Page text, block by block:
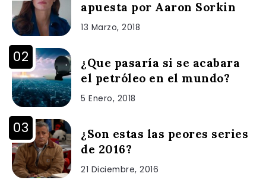
apuesta por Aaron Sorkin
13 Marzo, 2018
¿Que pasaría si se acabara
el petróleo en el mundo?
5 Enero, 2018
¿Son estas las peores series
de 2016?
21 Diciembre, 2016